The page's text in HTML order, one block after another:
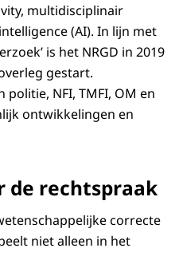
multidisciplinair
(AI). In lijn met
is het NRGD in 2019
gestart.
NFI, TMFI, OM en
ontwikkelingen en
de rechtspraak
correcte
niet alleen in het